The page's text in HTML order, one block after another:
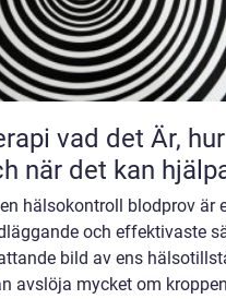
hur det
när det kan
hälsokontroll blodprov är
och effektivaste
bild av ens
avslöja mycket om